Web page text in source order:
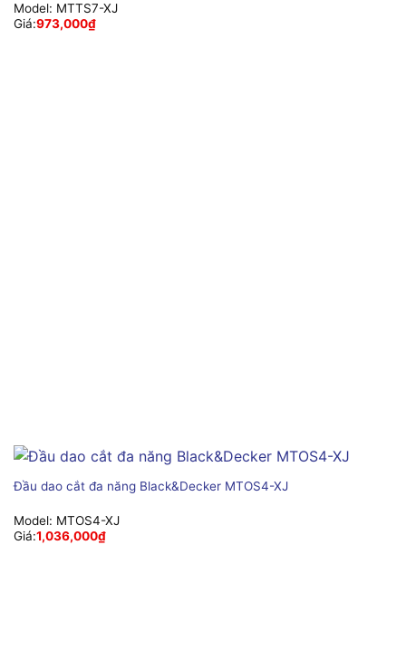
Model: MTTS7-XJ
Giá:973,000₫
Đầu dao cắt đa năng Black&Decker MTOS4-XJ
Model: MTOS4-XJ
Giá:1,036,000₫